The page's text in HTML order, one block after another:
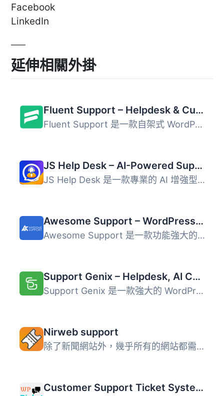
Facebook
LinkedIn
延伸相關外掛
Fluent Support – Helpdesk & Customer Support Ticket System
Fluent Support 是一款自架式 WordPress 客服工單系統外掛，...
JS Help Desk – AI-Powered Support & Ticketing System
JS Help Desk 是一款專業的 AI 增強型客服系統，為 WordPress...
Awesome Support – WordPress HelpDesk & Support Plugin
Awesome Support 是一款功能強大的 WordPress 支援外掛，提供...
Support Genix – Helpdesk, AI Chatbot, Knowledge Base & Customer Support Ticketing System
Support Genix 是一款強大的 WordPress 外掛，結合 AI 技術的...
Nirweb support
除了新聞網站外，幾乎所有的網站都需要支援系統，您同意嗎？...
Customer Support Ticket System & Helpdesk